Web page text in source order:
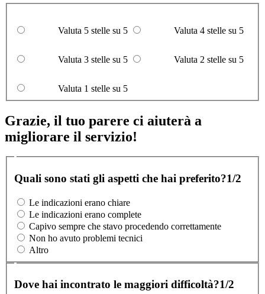
Valuta 5 stelle su 5 Valuta 4 stelle su 5
Valuta 3 stelle su 5 Valuta 2 stelle su 5
Valuta 1 stelle su 5
Grazie, il tuo parere ci aiuterà a
migliorare il servizio!
Quali sono stati gli aspetti che hai preferito?1/2
Le indicazioni erano chiare
Le indicazioni erano complete
Capivo sempre che stavo procedendo correttamente
Non ho avuto problemi tecnici
Altro
Dove hai incontrato le maggiori difficoltà?1/2